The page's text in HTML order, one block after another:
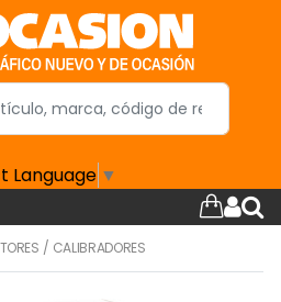
Language ▼
/ CALIBRADORES